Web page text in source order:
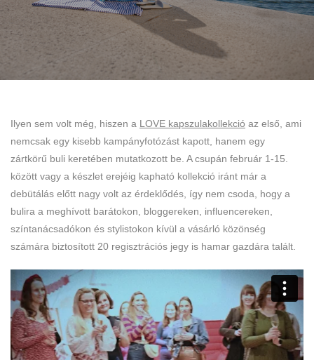
Ilyen sem volt még, hiszen a LOVE kapszulakollekció az első, ami
nemcsak egy kisebb kampányfotózást kapott, hanem egy
zártkörű buli keretében mutatkozott be. A csupán február 1-15.
között vagy a készlet erejéig kapható kollekció iránt már a
debütálás előtt nagy volt az érdeklődés, így nem csoda, hogy a
bulira a meghívott barátokon, bloggereken, influencereken,
színtanácsadókon és stylistokon kívül a vásárló közönség
számára biztosított 20 regisztrációs jegy is hamar gazdára talált.